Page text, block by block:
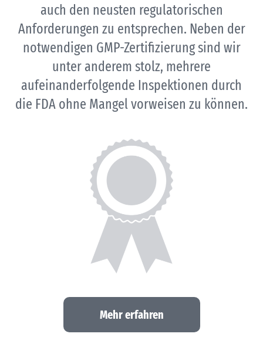
auch den neusten regulatorischen
Anforderungen zu entsprechen. Neben der
notwendigen GMP-Zertifizierung sind wir
unter anderem stolz, mehrere
aufeinanderfolgende Inspektionen durch
die FDA ohne Mangel vorweisen zu können.
Mehr erfahren